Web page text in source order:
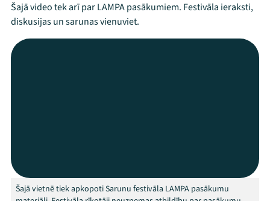
Arhīvs
Šajā video tek arī par LAMPA pasākumiem. Festivāla ieraksti,
diskusijas un sarunas vienuviet.
Šajā vietnē tiek apkopoti Sarunu festivāla LAMPA pasākumu